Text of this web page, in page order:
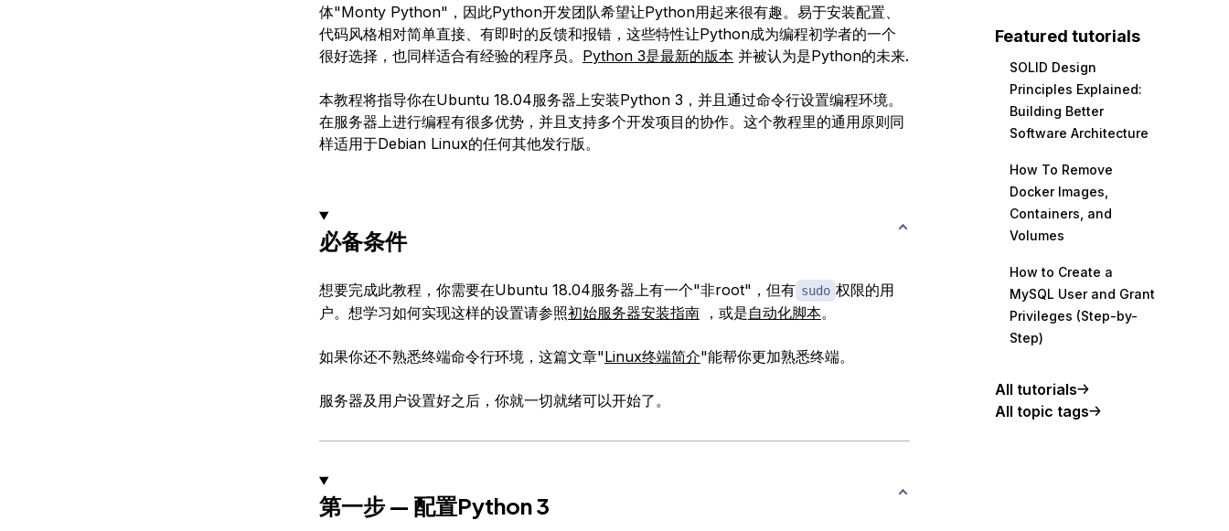
体"Monty Python"，因此Python开发团队希望让Python用起来很有趣。易于安装配置、
代码风格相对简单直接、有即时的反馈和报错，这些特性让Python成为编程初学者的一个
很好选择，也同样适合有经验的程序员。 Python 3是最新的版本并被认为是Python的未来.
本教程将指导你在Ubuntu 18.04服务器上安装Python 3，并且通过命令行设置编程环境。
在服务器上进行编程有很多优势，并且支持多个开发项目的协作。这个教程里的通用原则同
样适用于Debian Linux的任何其他发行版。
必备条件
想要完成此教程，你需要在Ubuntu 18.04服务器上有一个"非root"，但有 sudo 权限的用
户。想学习如何实现这样的设置请参照初始服务器安装指南，或是自动化脚本。
如果你还不熟悉终端命令行环境，这篇文章"Linux终端简介"能帮你更加熟悉终端。
服务器及用户设置好之后，你就一切就绪可以开始了。
第一步 — 配置Python 3
Featured tutorials
SOLID Design
Principles Explained:
Building Better
Software Architecture
How To Remove
Docker Images,
Containers, and
Volumes
How to Create a
MySQL User and Grant
Privileges (Step-by-
Step)
All tutorials
All topic tags